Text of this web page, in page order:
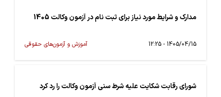
مدارک و شرایط مورد نیاز برای ثبت نام در آزمون وکالت 1405
1405/04/15 - 12:25 آموزش و آزمون‌های حقوقی
شورای رقابت شکایت علیه شرط سنی آزمون وکالت را رد کرد